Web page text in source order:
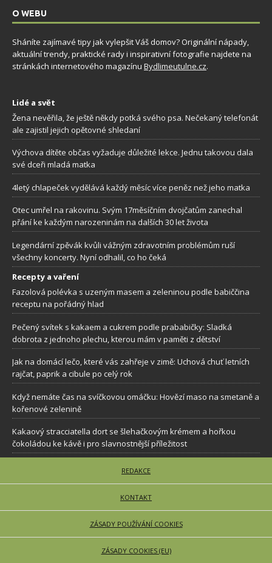
O WEBU
Sháníte zajímavé tipy jak vylepšit Váš domov? Originální nápady,
aktuální trendy, praktické rady i inspirativní fotografie najdete na
stránkách internetového magazínu Bydlimeutulne.cz.
Lidé a svět
Žena nevěřila, že ještě někdy potká svého psa. Nečekaný telefonát
ale zajistil jejich opětovné shledaní
Výchova dítěte občas vyžaduje důležité lekce. Jednu takovou dala
své dceři mladá matka
4letý chlapeček vydělává každý měsíc více peněz než jeho matka
Otec umřel na rakovinu. Svým 17měsíčním dvojčatům zanechal
přání ke každým narozeninám na dalších 30 let života
Legendární zpěvák kvůli vážným zdravotním problémům ruší
všechny koncerty. Nyní odhalil, co ho čeká
Recepty a vaření
Fazolová polévka s uzeným masem a zeleninou podle babiččina
receptu na pořádný hlad
Pečený svítek s kakaem a cukrem podle prababičky: Sladká
dobrota z jednoho plechu, kterou mám v paměti z dětství
Jak na domácí lečo, které vás zahřeje v zimě: Uchová chuť letních
rajčat, paprik a cibule po celý rok
Když nemáte čas na svíčkovou omáčku: Hovězí maso na smetaně a
kořenové zelenině
Kakaový stracciatella dort se šlehačkovým krémem a hořkou
čokoládou ke kávě i pro slavnostnější příležitost
REDAKCE
KONTAKT
ZÁSADY POUŽÍVÁNÍ COOKIES
ZÁSADY COOKIES (EU)